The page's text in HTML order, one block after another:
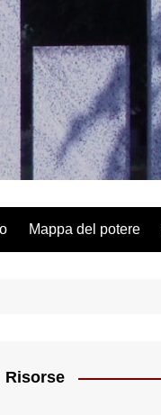
Mappa del potere
Risorse